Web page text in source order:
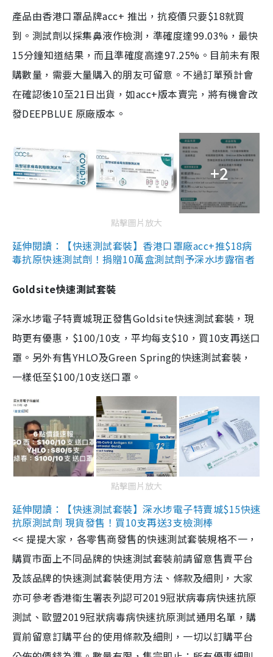
產品由香港口罩品牌acc+ 推出，抗疫價只要$18就買
到。測試劑以採集鼻液作檢測，準確度達99.03%，最快
15分鐘知道結果，而且準確度高達97.25%。目前未有限
購數量，需要大量購入的朋友可留意。不過訂單預計會
在確認後10至21日出貨，如acc+版本賣完，將有機會改
發DEEPBLUE 原廠版本。
+2
點擊圖片放大
延伸閱讀：【快速測試套裝】香港口罩廠acc+推$18病
毒抗原快速測試劑！捐贈10萬盒測試劑予深水埗露宿者
Goldsite快速測試套裝
深水埗電子特賣城現正發售Goldsite快速測試套裝，現
時更有優惠，$100/10支，平均每支$10，買10支再送口
罩。另外有售YHLO及Green Spring的快速測試套裝，
一樣低至$100/10支送口罩。
點擊圖片放大
延伸閱讀：【快速測試套裝】深水埗電子特賣城$15快速
抗原測試劑 現貨發售！買10支再送3支檢測棒
<< 提提大家，各零售商發售的快速測試套裝規格不一，
購買市面上不同品牌的快速測試套裝前請留意售賣平台
及該品牌的快速測試套裝使用方法、條款及細則，大家
亦可參考香港衞生署表列認可2019冠狀病毒病快速抗原
測試、歐盟2019冠狀病毒病快速抗原測試通用名單，購
買前留意訂購平台的使用條款及細則，一切以訂購平台